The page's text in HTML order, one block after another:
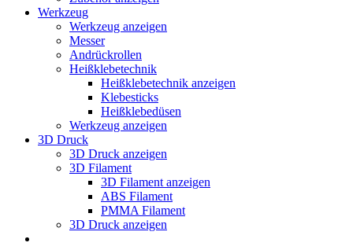
Werkzeug
Werkzeug anzeigen
Messer
Andrückrollen
Heißklebetechnik
Heißklebetechnik anzeigen
Klebesticks
Heißklebedüsen
Werkzeug anzeigen
3D Druck
3D Druck anzeigen
3D Filament
3D Filament anzeigen
ABS Filament
PMMA Filament
3D Druck anzeigen